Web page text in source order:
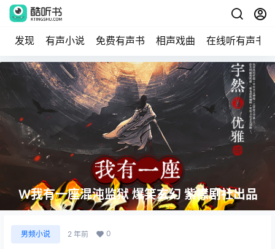
发现 有声小说 免费有声书 相声戏曲 在线听有声书
W我有一座混沌监狱 爆笑玄幻 紫襟剧社出品
男频小说 2 年前 0